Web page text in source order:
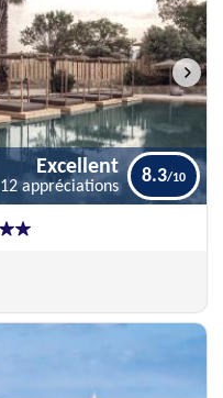
Excellent
12 appréciations
8.3